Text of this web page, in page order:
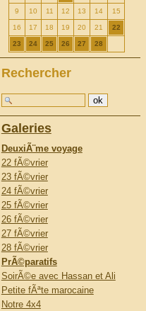
9 10 11 12 13 14 15
16 17 18 19 20 21 22
23 24 25 26 27 28
Rechercher
Galeries
DeuxiÃ¨me voyage
22 fÃ©vrier
23 fÃ©vrier
24 fÃ©vrier
25 fÃ©vrier
26 fÃ©vrier
27 fÃ©vrier
28 fÃ©vrier
PrÃ©paratifs
SoirÃ©e avec Hassan et Ali
Petite fÃªte marocaine
Notre 4x4